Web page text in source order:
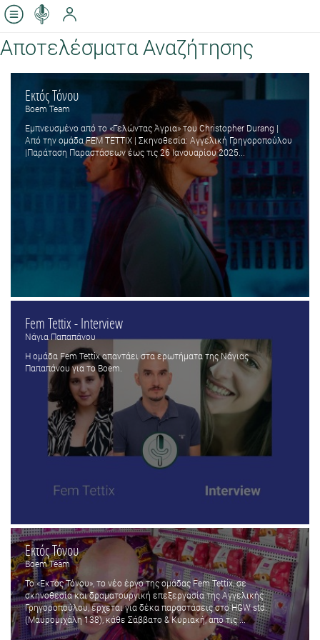
Αποτελέσματα Αναζήτησης
Εκτός Τόνου
Boem Team
Εμπνευσμένο από το «Γελώντας Άγρια» του Christopher Durang |
Από την ομάδα FEM TETTIX | Σκηνοθεσία: Αγγελική Γρηγοροπούλου
|Παράταση Παραστάσεων έως τις 26 Ιανουαρίου 2025...
Fem Tettix - Interview
Νάγια Παπαπάνου
Η ομάδα Fem Tettix απαντάει στα ερωτήματα της Νάγιας
Παπαπάνου για το Boem.
Εκτός Τόνου
Boem Team
To «Εκτός Τόνου», το νέο έργο της ομάδας Fem Tettix, σε
σκηνοθεσία και δραματουργική επεξεργασία της Αγγελικής
Γρηγοροπούλου, έρχεται για δέκα παραστάσεις στο HGW std.
(Μαυρομιχάλη 138), κάθε Σάββατο & Κυριακή, από τις ...